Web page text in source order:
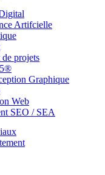
Artifcielle
projets
Graphique
Web
SEO / SEA